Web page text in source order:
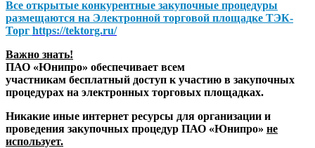
Все открытые конкурентные закупочные процедуры
размещаются на Электронной торговой площадке ТЭК-
Торг https://tektorg.ru/
Важно знать!
ПАО «Юнипро» обеспечивает всем
участникам бесплатный доступ к участию в закупочных
процедурах на электронных торговых площадках.
Никакие иные интернет ресурсы для организации и
проведения закупочных процедур ПАО «Юнипро» не
использует.